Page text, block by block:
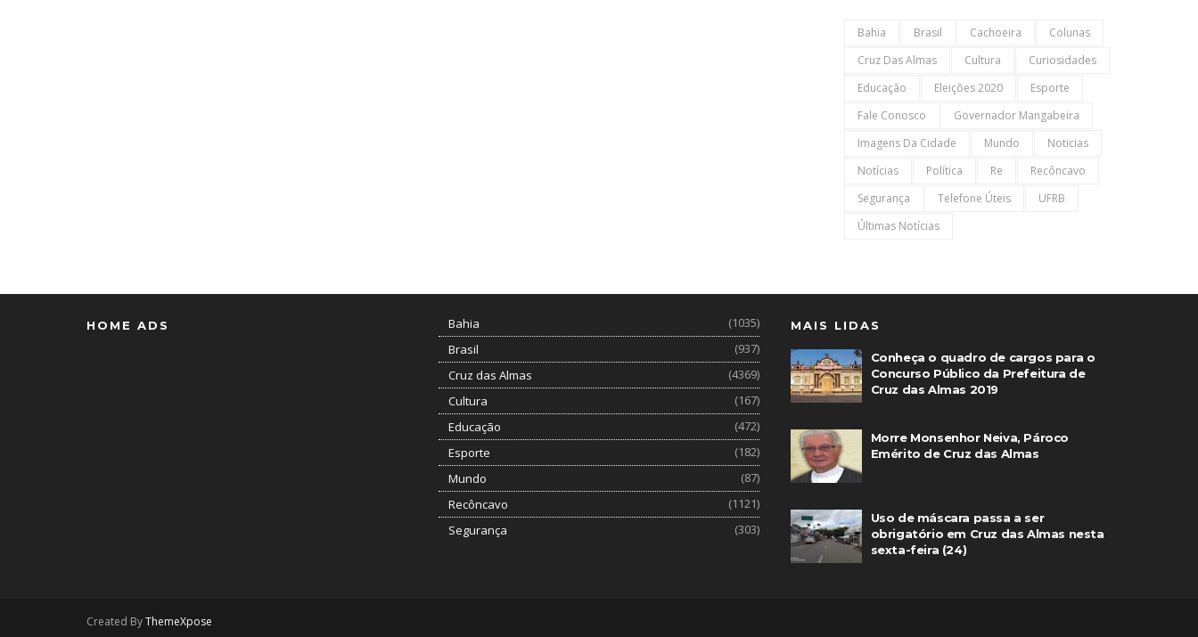
Bahia Brasil Cachoeira
Colunas
Cruz Das Almas
Cultura
Curiosidades
Educação
Eleições 2020
Esporte
Fale Conosco
Governador Mangabeira
Imagens Da Cidade
Mundo
Noticias
Notícias
Política Re
Recôncavo
Segurança
Telefone Úteis
UFRB
Últimas Notícias
HOME ADS Bahia
(1035)
Brasil
(937)
Cruz das Almas
(4369)
Cultura
(167)
Educação
(472)
Esporte
(182)
Mundo
(87)
Recôncavo
(1121)
Segurança
(303)
MAIS LIDAS
Conheça o quadro de cargos para o
Concurso Público da Prefeitura de
Cruz das Almas 2019
Morre Monsenhor Neiva, Pároco
Emérito de Cruz das Almas
Uso de máscara passa a ser
obrigatório em Cruz das Almas nesta
sexta-feira (24)
Created ByThemeXpose